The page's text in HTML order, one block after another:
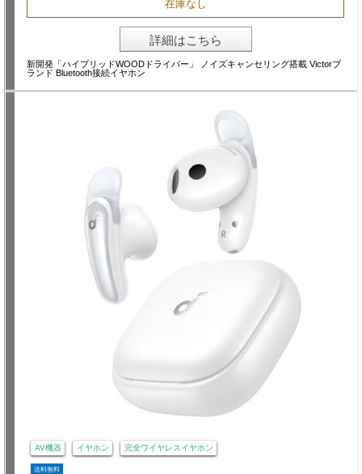
在庫なし
詳細はこちら
新開発「ハイブリッドWOODドライバー」 ノイズキャンセリング搭載 Victorブ
ランド Bluetooth接続イヤホン
AV機器 イヤホン 完全ワイヤレスイヤホン
送料無料